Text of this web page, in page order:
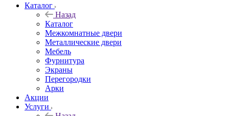
Каталог
Назад
Каталог
Межкомнатные двери
Металлические двери
Мебель
Фурнитура
Экраны
Перегородки
Арки
Акции
Услуги